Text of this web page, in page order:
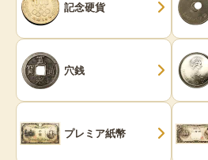
記念硬貨
穴銭
プレミア紙幣